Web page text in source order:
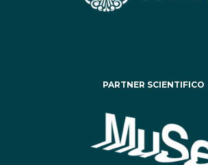
PARTNER SCIENTIFICO